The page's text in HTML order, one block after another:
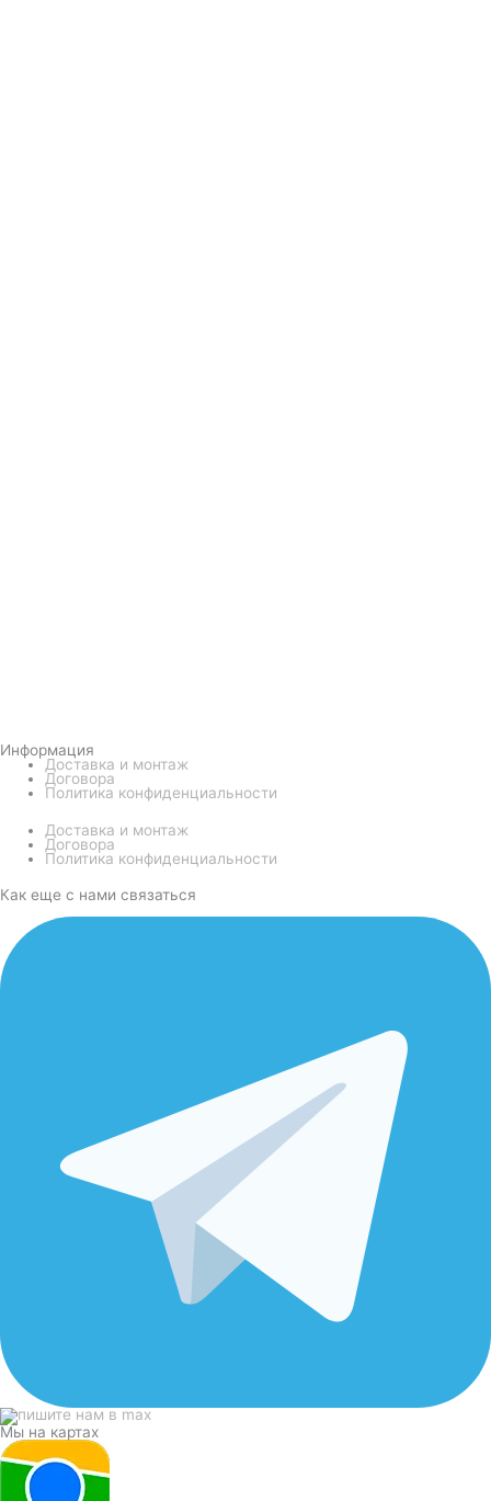
Информация
Доставка и монтаж
Договора
Политика конфиденциальности
Доставка и монтаж
Договора
Политика конфиденциальности
Как еще с нами связаться
Мы на картах